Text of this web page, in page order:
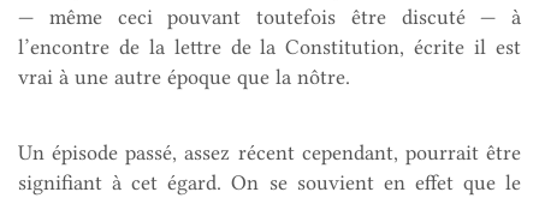
— même ceci pouvant toutefois être discuté — à
l’encontre de la lettre de la Constitution, écrite il est
vrai à une autre époque que la nôtre.
Un épisode passé, assez récent cependant, pourrait être
signifiant à cet égard. On se souvient en effet que le